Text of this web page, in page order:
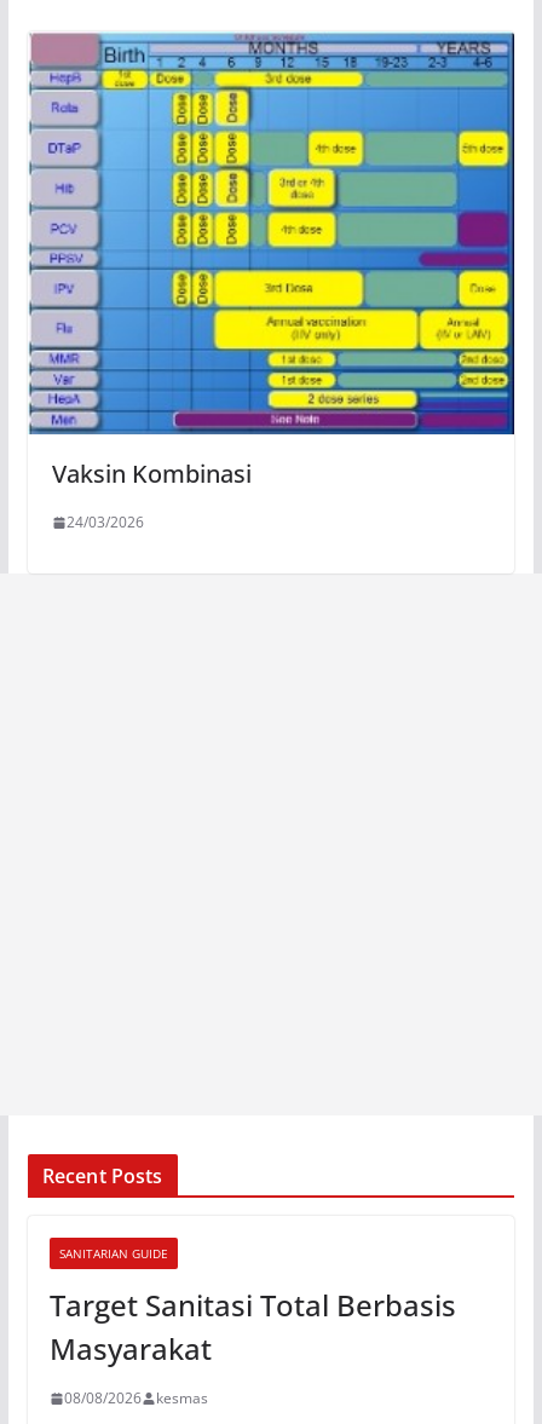
Vaksin Kombinasi
24/03/2026
Recent Posts
SANITARIAN GUIDE
Target Sanitasi Total Berbasis
Masyarakat
08/08/2026 kesmas